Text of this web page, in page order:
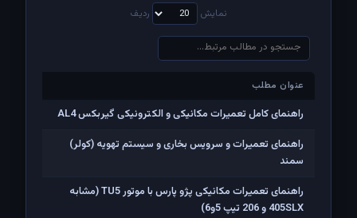
نمایش ردیف
عنوان مطلب
عنوان مطلب
راهنمای کامل تعمیرات مکانیکی و الکترونیکی گیربکس AL4
راهنمای تعمیرات و سرویس بخاری و سیستم تهویه (کولر)
سمند
راهنمای تعمیرات مکانیکی پژو پارس با موتور TU5 (مشابه
405SLX و 206 تیپ 5و6)